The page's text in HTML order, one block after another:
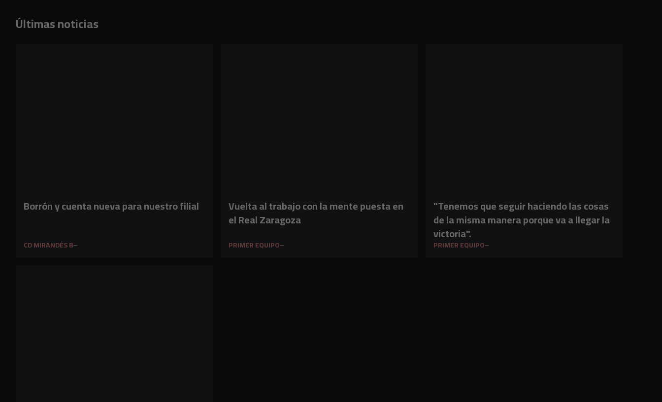
Últimas noticias
Borrón y cuenta nueva para nuestro filial
CD MIRANDÉS B
Vuelta al trabajo con la mente puesta en
el Real Zaragoza
PRIMER EQUIPO
"Tenemos que seguir haciendo las cosas
de la misma manera porque va a llegar la
victoria".
PRIMER EQUIPO